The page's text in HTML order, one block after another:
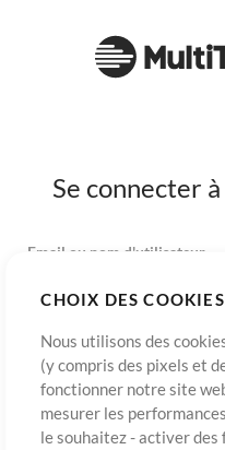
CHOIX DES COOKIES
Nous utilisons des
(y compris des pixels et
fonctionner notre site
mesurer les
le souhaitez - activer
Se connecter
Email ou nom d'utilisateur
S’inscrireMot de passe